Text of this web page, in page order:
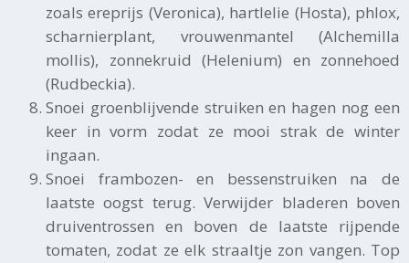
zoals ereprijs (Veronica), hartlelie (Hosta), phlox,
scharnierplant, vrouwenmantel (Alchemilla
mollis), zonnekruid (Helenium) en zonnehoed
(Rudbeckia).
Snoei groenblijvende struiken en hagen nog een
keer in vorm zodat ze mooi strak de winter
ingaan.
Snoei frambozen- en bessenstruiken na de
laatste oogst terug. Verwijder bladeren boven
druiventrossen en boven de laatste rijpende
tomaten, zodat ze elk straaltje zon vangen. Top